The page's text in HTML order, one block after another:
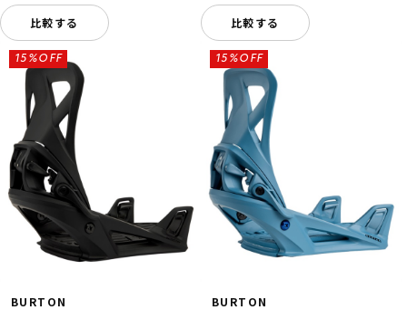
比較する 比較する
BURTON
15%OFF
BURTON
15%OFF